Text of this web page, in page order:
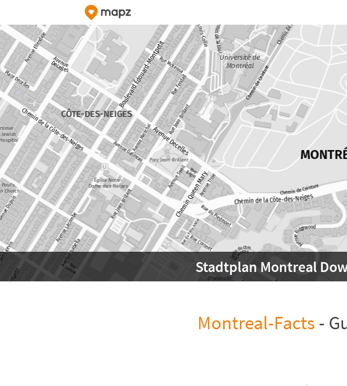
Stadtplan Montreal
Montreal-Facts -